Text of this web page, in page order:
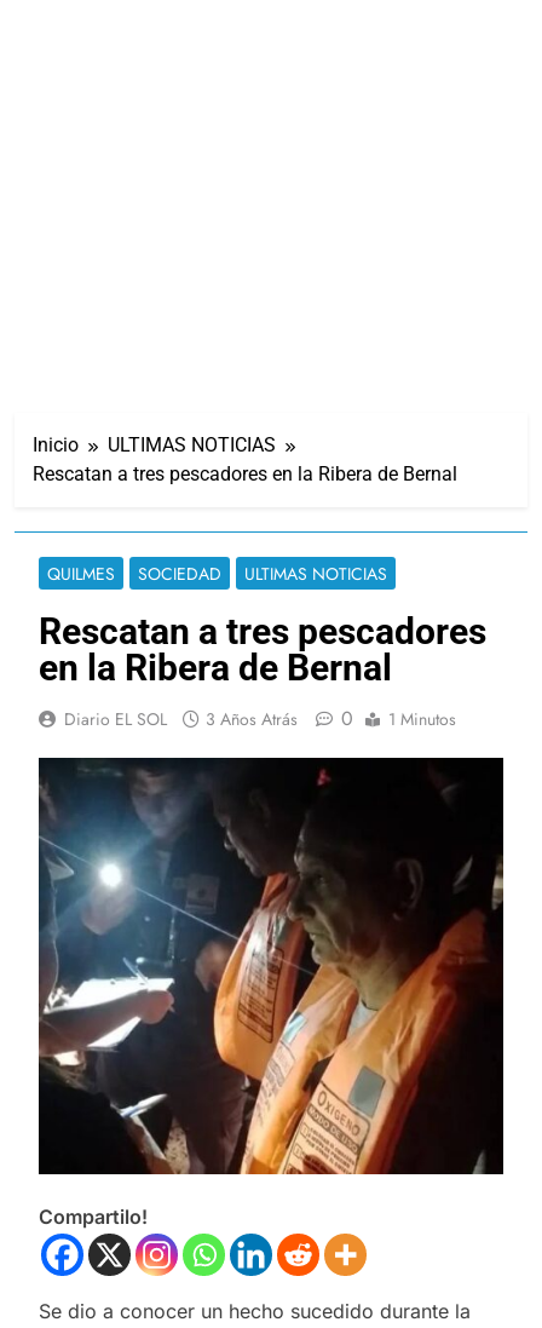
Inicio
ULTIMAS NOTICIAS
Rescatan a tres pescadores en la Ribera de Bernal
QUILMES SOCIEDAD ULTIMAS NOTICIAS
Rescatan a tres pescadores
en la Ribera de Bernal
Diario EL SOL 3 Años Atrás 0 1 Minutos
Compartilo!
Se dio a conocer un hecho sucedido durante la